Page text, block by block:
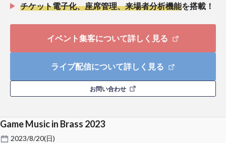
チケット電子化、座席管理、来場者分析機能を搭載！
イベント集客について詳しく見る
ライブ配信について詳しく見る
お問い合わせ
Game Music in Brass 2023
2023/8/20(日)